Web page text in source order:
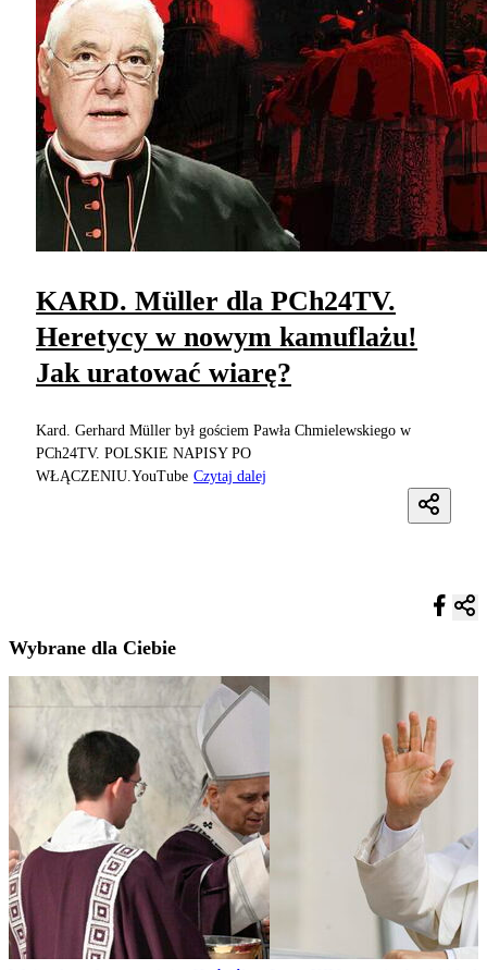
KARD. Müller dla PCh24TV.
Heretycy w nowym kamuflażu!
Jak uratować wiarę?
Kard. Gerhard Müller był gościem Pawła Chmielewskiego w
PCh24TV. POLSKIE NAPISY PO
WŁĄCZENIU.YouTube Czytaj dalej
Wybrane dla Ciebie